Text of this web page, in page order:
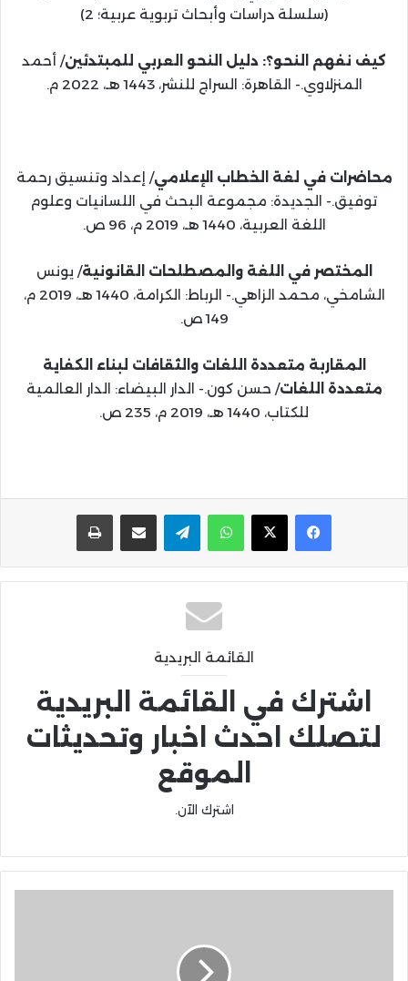
(سلسلة دراسات وأبحاث تربوية عربية؛ 2)
كيف نفهم النحو؟: دليل النحو العربي للمبتدئين/ أحمد
المنزلاوي.- القاهرة: السراج للنشر، 1443 هـ، 2022 م.
محاضرات في لغة الخطاب الإعلامي/ إعداد وتنسيق رحمة
توفيق.- الجديدة: مجموعة البحث في اللسانيات وعلوم
اللغة العربية، 1440 هـ، 2019 م، 96 ص.
المختصر في اللغة والمصطلحات القانونية/ يونس
الشامخي، محمد الزاهي.- الرباط: الكرامة، 1440 هـ، 2019 م،
149 ص.
المقاربة متعددة اللغات والثقافات لبناء الكفاية
متعددة اللغات/ حسن كون.- الدار البيضاء: الدار العالمية
للكتاب، 1440 هـ، 2019 م، 235 ص.
واتساب تيلقرام مشاركة عبر البريد
القائمة البريدية
اشترك في القائمة البريدية
لتصلك احدث اخبار وتحديثات
الموقع
اشترك الآن.